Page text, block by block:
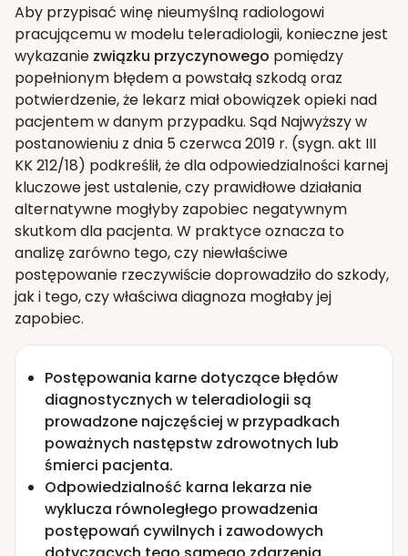
Aby przypisać winę nieumyślną radiologowi
pracującemu w modelu teleradiologii, konieczne jest
wykazanie związku przyczynowego pomiędzy
popełnionym błędem a powstałą szkodą oraz
potwierdzenie, że lekarz miał obowiązek opieki nad
pacjentem w danym przypadku. Sąd Najwyższy w
postanowieniu z dnia 5 czerwca 2019 r. (sygn. akt III
KK 212/18) podkreślił, że dla odpowiedzialności karnej
kluczowe jest ustalenie, czy prawidłowe działania
alternatywne mogłyby zapobiec negatywnym
skutkom dla pacjenta. W praktyce oznacza to
analizę zarówno tego, czy niewłaściwe
postępowanie rzeczywiście doprowadziło do szkody,
jak i tego, czy właściwa diagnoza mogłaby jej
zapobiec.
Postępowania karne dotyczące błędów
diagnostycznych w teleradiologii są
prowadzone najczęściej w przypadkach
poważnych następstw zdrowotnych lub
śmierci pacjenta.
Odpowiedzialność karna lekarza nie
wyklucza równoległego prowadzenia
postępowań cywilnych i zawodowych